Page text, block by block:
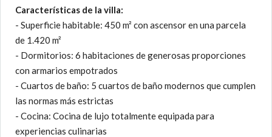
Características de la villa:
- Superficie habitable: 450 m² con ascensor en una parcela
de 1.420 m²
- Dormitorios: 6 habitaciones de generosas proporciones
con armarios empotrados
- Cuartos de baño: 5 cuartos de baño modernos que cumplen
las normas más estrictas
- Cocina: Cocina de lujo totalmente equipada para
experiencias culinarias